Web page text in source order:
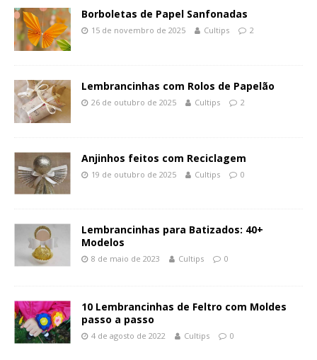
Borboletas de Papel Sanfonadas
15 de novembro de 2025 Cultips 2
Lembrancinhas com Rolos de Papelão
26 de outubro de 2025 Cultips 2
Anjinhos feitos com Reciclagem
19 de outubro de 2025 Cultips 0
Lembrancinhas para Batizados: 40+
Modelos
8 de maio de 2023 Cultips 0
10 Lembrancinhas de Feltro com Moldes
passo a passo
4 de agosto de 2022 Cultips 0